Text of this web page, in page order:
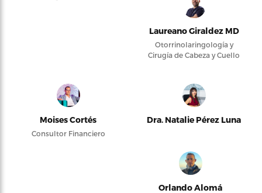
Laureano Giraldez MD
Otorrinolaringología y
Cirugía de Cabeza y Cuello
Moises Cortés
Consultor Financiero
Dra. Natalie Pérez Luna
Orlando Alomá